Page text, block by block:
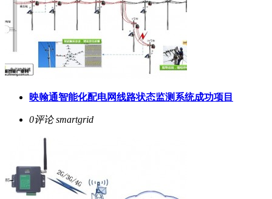
映翰通智能化配电网线路状态监测系统成功项目
0评论smartgrid